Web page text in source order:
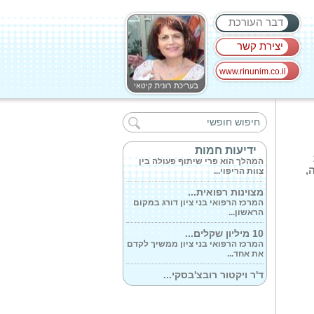
דבר העורכת
יצירת קשר
www.rinunim.co.il
ידיעות חמות
המהלך כולל הכשרת עומק לצוות,
חדר טיפולים...
חדש ב'כללית'...
המהלך הוא פרי שיתוף פעולה בין
צוות הריפוי...
מצוינות רפואית...
המרכז הרפואי בני ציון דורג במקום
הראשון...
10 מיליון שקלים...
המרכז הרפואי בני ציון ממשיך לקדם
את אחד...
ד'ר ויקטור רובצ'בסקי...
המרכז הרפואי 'כרמל' הכריז בגאווה